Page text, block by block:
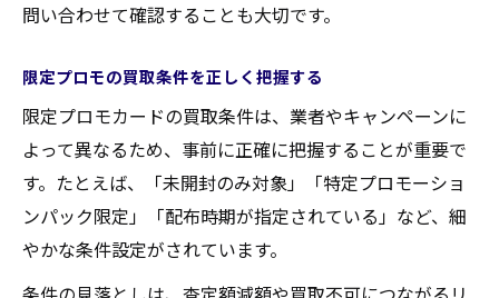
問い合わせて確認することも大切です。
限定プロモの買取条件を正しく把握する
限定プロモカードの買取条件は、業者やキャンペーンに
よって異なるため、事前に正確に把握することが重要で
す。たとえば、「未開封のみ対象」「特定プロモーショ
ンパック限定」「配布時期が指定されている」など、細
やかな条件設定がされています。